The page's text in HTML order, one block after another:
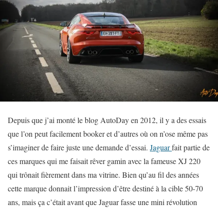
Depuis que j’ai monté le blog AutoDay en 2012, il y a des essais
que l’on peut facilement booker et d’autres où on n’ose même pas
s’imaginer de faire juste une demande d’essai. Jaguarfait partie de
ces marques qui me faisait rêver gamin avec la fameuse XJ 220
qui trônait fièrement dans ma vitrine. Bien qu’au fil des années
cette marque donnait l’impression d’être destiné à la cible 50-70
ans, mais ça c’était avant que Jaguar fasse une mini révolution